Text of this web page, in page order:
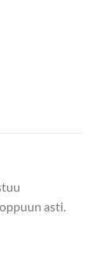
asti.